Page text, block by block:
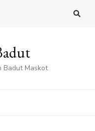
Badut Maskot